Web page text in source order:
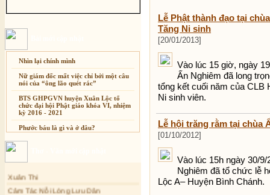
Nhìn lại chính mình
Nữ giám đốc mất việc chỉ bởi một câu
nói của “ông lão quét rác”
BTS GHPGVN huyện Xuân Lộc tổ
chức đại hội Phật giáo khóa VI, nhiệm
kỳ 2016 - 2021
Phước báu là gì và ở đâu?
Sự thương-ghét của con người
Cải đạo: Nguyên nhân & giải pháp
Nỗi lòng của các bệnh nhân nghèo
Xuân Thi
Cảm Tác Nỗi Lòng Lưu Dân
Lễ Phật thành đạo tại
Tăng Ni sinh
[20/01/2013]
Vào lúc 15 giờ, ngày
Ấn Nghiêm đã long
tổng kết cuối năm của CLB
Ni sinh viên.
Lễ hội trăng rằm tại chùa
[01/10/2012]
Vào lúc 15h ngày 30/
Nghiêm đã tổ chức lễ
Lộc A– Huyện Bình Chánh.